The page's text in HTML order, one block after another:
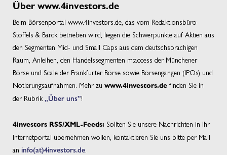
Über www.4investors.de
Beim Börsenportal www.4investors.de, das vom Redaktionsbüro
Stoffels & Barck betrieben wird, liegen die Schwerpunkte auf Aktien aus
den Segmenten Mid- und Small Caps aus dem deutschsprachigen
Raum, Anleihen, den Handelssegmenten m:access der Münchener
Börse und Scale der Frankfurter Börse sowie Börsengängen (IPOs) und
Notierungsaufnahmen. Mehr zu www.4investors.de finden Sie in
der Rubrik„Über uns”!
4investors RSS/XML-Feeds: Sollten Sie unsere Nachrichten in Ihr
Internetportal übernehmen wollen, kontaktieren Sie uns bitte per Mail
an info(at)4investors.de.